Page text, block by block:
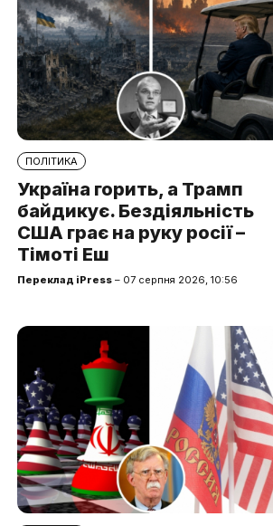
ПОЛІТИКА
Україна горить, а Трамп
байдикує. Бездіяльність
США грає на руку росії –
Тімоті Еш
Переклад iPress – 07 серпня 2026, 10:56